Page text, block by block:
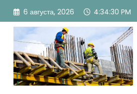
Перейти
содержимому
6 августа, 2026 4:34:33 PM